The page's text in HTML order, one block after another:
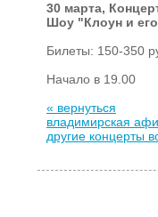
30 марта,
Шоу "Клоун и
Билеты: 150-350
Начало в 19.00
« вернуться
владимирская
другие концерты